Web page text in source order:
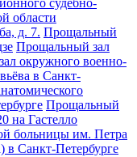
судебно-
области
д. 7. Прощальный
Прощальный зал
окружного военно-
в Санкт-
Прощальный
на Гастелло
больницы им. Петра
Санкт-Петербурге